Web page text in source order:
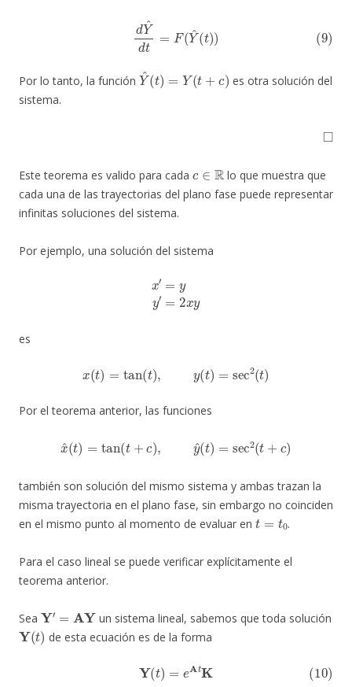
dY
Por lo tanto, la función
Y^ t (t+
es otra solución del
sistema.
◻
Este teorema es valido para cada
R
lo que muestra que
cada una de las trayectorias del plano fase puede representar
infinitas soluciones del sistema.
Por ejemplo, una solución del sistema
′= =
es
t tan =sec
Por el teorema anterior, las funciones
x ^ (t t+ ^ sec 2 (
también son solución del mismo sistema y ambas trazan la
misma trayectoria en el plano fase, sin embargo no coinciden
en el mismo punto al momento de evaluar en
t= t0
.
Para el caso lineal se puede verificar explícitamente el
teorema anterior.
Sea
Y′=
un sistema lineal, sabemos que toda solución
Y(t)
de esta ecuación es de la forma
(10)Y eAtK